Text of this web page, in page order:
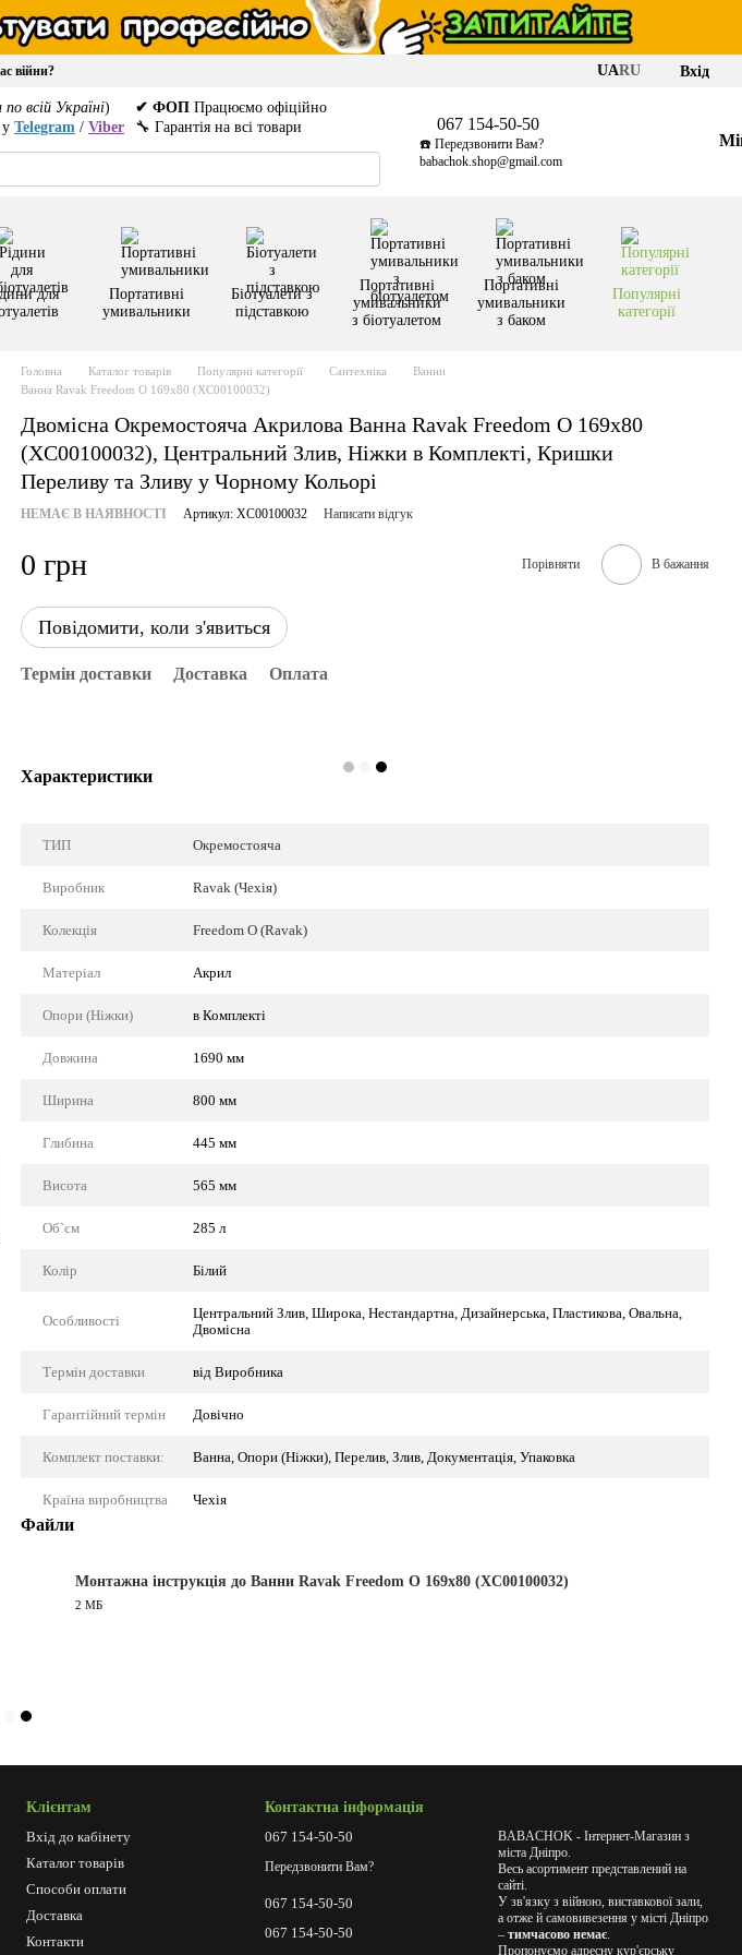
війни? UARU Вхід
всій Україні)
Telegram / Viber
✔ ФОП Працюємо офіційно
🔧 Гарантія на всі товари
067 154-50-50
☎️ Передзвонити Вам?
babachok.shop@gmail.com
для
Портативні
умивальники
Біотуалети з
підставкою
Портативні
умивальники
з біотуалетом
Портативні
умивальники
з баком
Популярні
категорії
Головна Каталог товарів Популярні категорії Сантехніка
Ванни
Ванна Ravak Freedom O 169x80 (XC00100032)
Двомісна Окремостояча Акрилова Ванна Ravak Freedom O 169x80
(XC00100032), Центральний Злив, Ніжки в Комплекті, Кришки
Переливу та Зливу у Чорному Кольорі
НЕМАЄ В НАЯВНОСТІ Артикул: XC00100032 Написати відгук
0 грн Порівняти В бажання
Повідомити, коли з'явиться
Термін доставки Доставка Оплата
Характеристики
ТИП Окремостояча
Виробник Ravak (Чехія)
Колекція Freedom O (Ravak)
Матеріал Акрил
Опори (Ніжки) в Комплекті
Довжина 1690 мм
Ширина 800 мм
Глибина 445 мм
Висота 565 мм
Об`єм 285 л
Колір Білий
Особливості
Центральний Злив, Широка, Нестандартна, Дизайнерська, Пластикова, Овальна,
Двомісна
Термін доставки від Виробника
Гарантійний термін Довічно
Комплект поставки: Ванна, Опори (Ніжки), Перелив, Злив, Документація, Упаковка
Країна виробництва Чехія
Файли
Монтажна інструкція до Ванни Ravak Freedom O 169x80 (XC00100032)
2 МБ
Клієнтам
Вхід до кабінету
Каталог товарів
Способи оплати
Доставка
Контакти
Контактна інформація
067 154-50-50
Передзвонити Вам?
067 154-50-50
067 154-50-50
BABACHOK - Інтернет-Магазин з
міста Дніпро.
Весь асортимент представлений на
сайті.
У зв'язку з війною, виставкової зали,
а отже й самовивезення у місті Дніпро
– тимчасово немає.
Пропонуємо адресну кур'єрську